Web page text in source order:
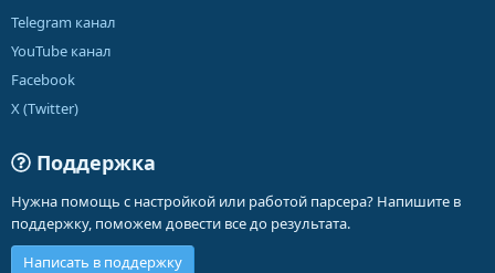
Telegram канал
YouTube канал
Facebook
X (Twitter)
Поддержка
Нужна помощь с настройкой или работой парсера? Напишите в
поддержку, поможем довести все до результата.
Написать в поддержку